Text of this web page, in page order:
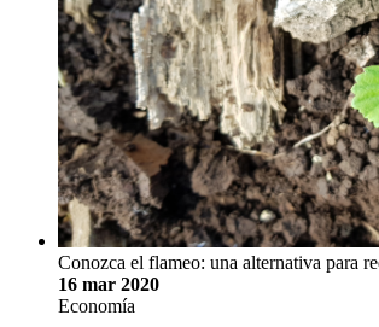
Conozca el flameo: una alternativa para
16 mar 2020
Economía